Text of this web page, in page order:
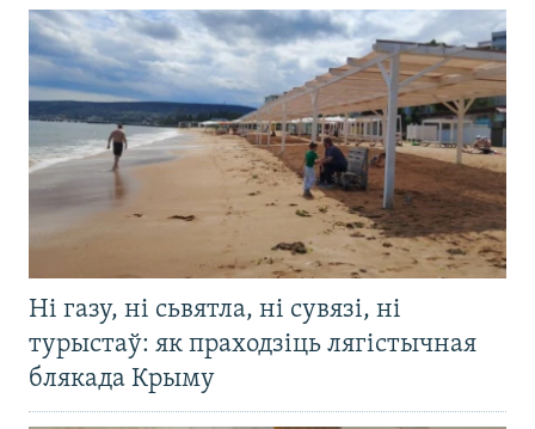
Ні газу, ні сьвятла, ні сувязі, ні
турыстаў: як праходзіць лягістычная
блякада Крыму